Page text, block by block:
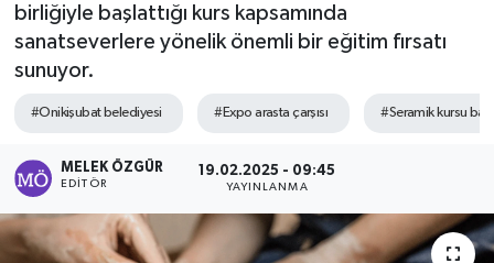
birliğiyle başlattığı kurs kapsamında
sanatseverlere yönelik önemli bir eğitim fırsatı
sunuyor.
#Onikişubat belediyesi #Expo arasta çarşısı #Seramik kursu
MELEK ÖZGÜR
EDITÖR
19.02.2025 - 09:45
YAYINLANMA
Tarih - Kültür - Sanat - Turizm
Yaşam